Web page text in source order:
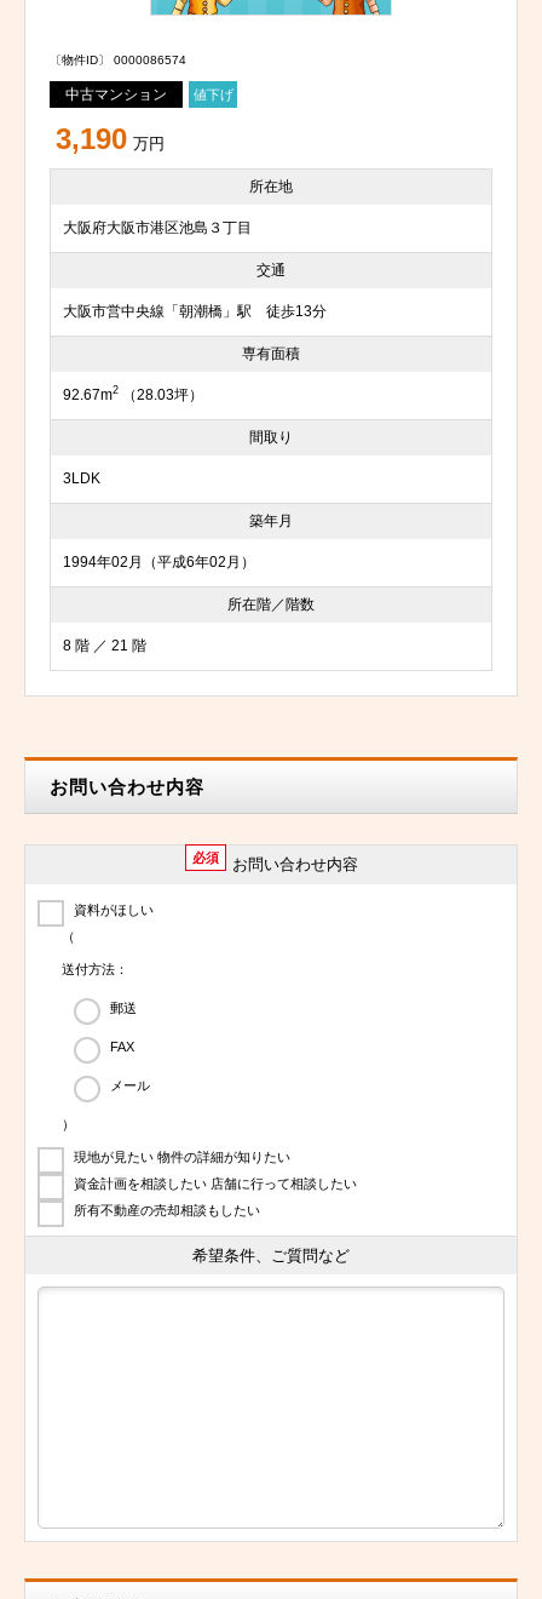
〔物件ID〕 0000086574
中古マンション 値下げ
3,190 万円
所在地
大阪府大阪市港区池島３丁目
交通
大阪市営中央線「朝潮橋」駅 徒歩13分
専有面積
92.67m2 （28.03坪）
間取り
3LDK
築年月
1994年02月（平成6年02月）
所在階／階数
8 階 ／ 21 階
お問い合わせ内容
必須 お問い合わせ内容
資料がほしい
（
送付方法：
郵送
FAX
メール
）
現地が見たい 物件の詳細が知りたい
資金計画を相談したい 店舗に行って相談したい
所有不動産の売却相談もしたい
希望条件、ご質問など